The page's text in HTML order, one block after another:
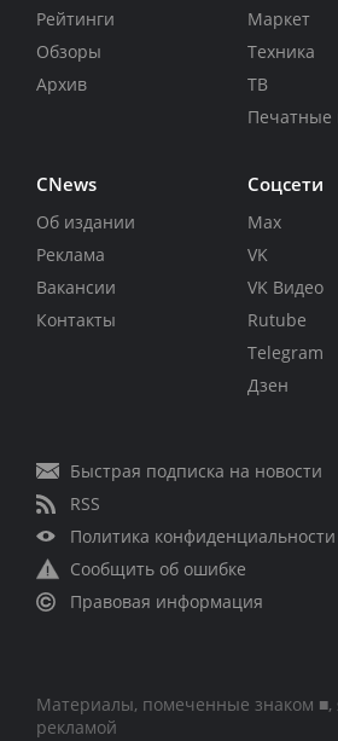
Рейтинги
Обзоры
Архив
Маркет
Техника
ТВ
Печатные
CNews
Об издании
Реклама
Вакансии
Контакты
Соцсети
Max
VK
VK Видео
Rutube
Telegram
Дзен
Быстрая подписка на новости
RSS
Политика конфиденциальности
Сообщить об ошибке
Правовая информация
Материалы, помеченные знаком ■,
рекламой